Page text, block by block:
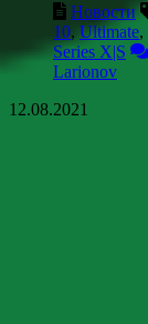
Новости
10,Ultimate,
Series X|S
Larionov
12.08.2021